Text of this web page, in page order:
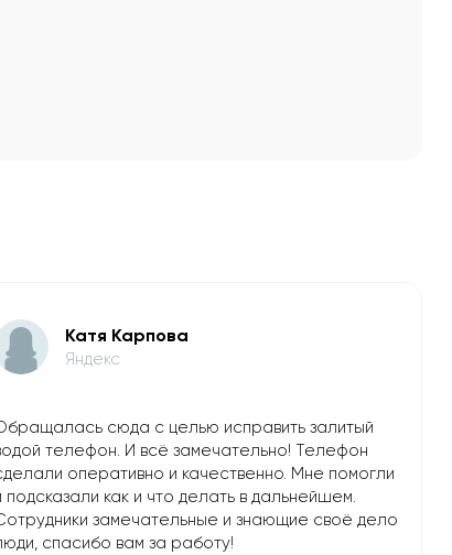
Катя Карпова
Яндекс
сюда с целью исправить залитый
телефон. И всё замечательно! Телефон
оперативно и качественно. Мне помогли
подсказали как и что делать в дальнейшем.
замечательные и знающие своё дело
спасибо вам за работу!